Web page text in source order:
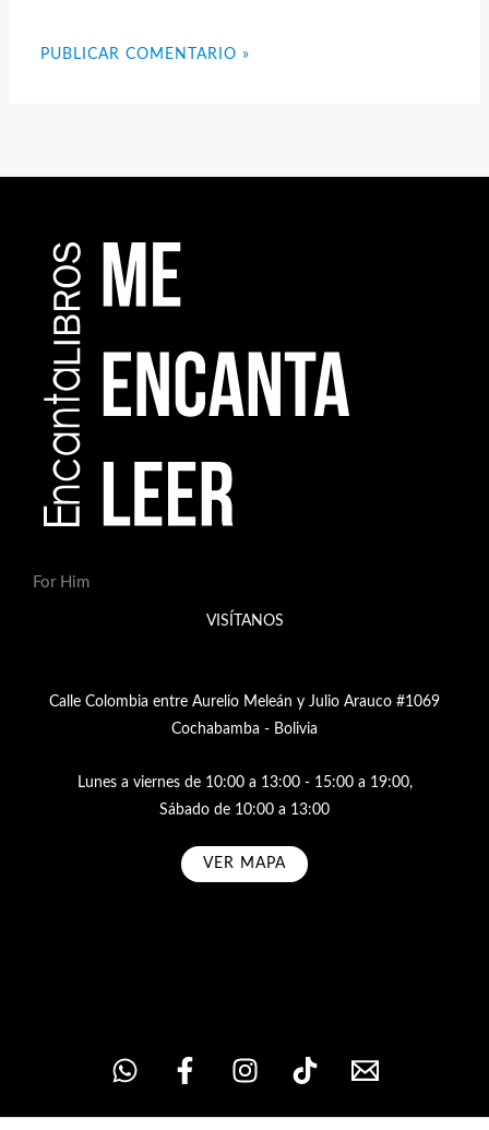
For Him
VISÍTANOS
Calle Colombia entre Aurelio Meleán y Julio Arauco #1069
Cochabamba - Bolivia
Lunes a viernes de 10:00 a 13:00 - 15:00 a 19:00,
Sábado de 10:00 a 13:00
VER MAPA